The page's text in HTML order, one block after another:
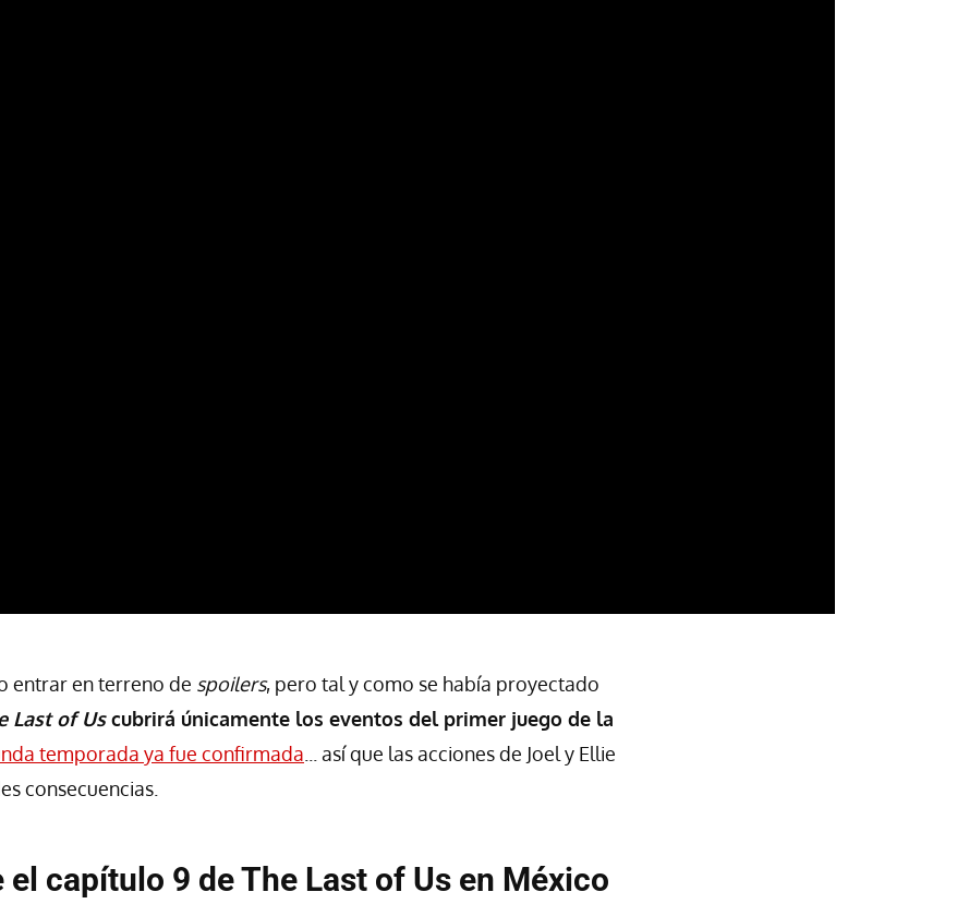
entrar en terreno de spoilers, pero tal y como se había proyectado
Last of Uscubrirá únicamente los eventos del primer juego de la
temporada ya fue confirmada ... así que las acciones de Joel y Ellie
consecuencias.
el capítulo 9 de The Last of Us en México